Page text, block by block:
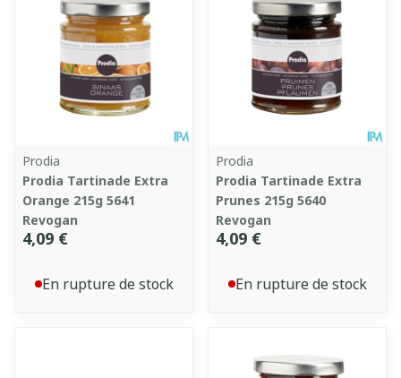
Prodia
Prodia Tartinade Extra
Orange 215g 5641
Revogan
4,09 €
En rupture de stock
Prodia
Prodia Tartinade Extra
Prunes 215g 5640
Revogan
4,09 €
En rupture de stock